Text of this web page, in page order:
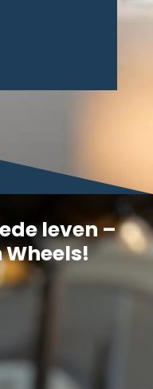
leven –
Wheels!